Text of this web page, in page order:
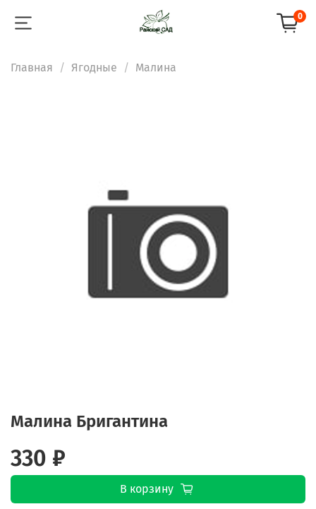
0
Главная Ягодные Малина
Малина Бригантина
330 ₽
В корзину